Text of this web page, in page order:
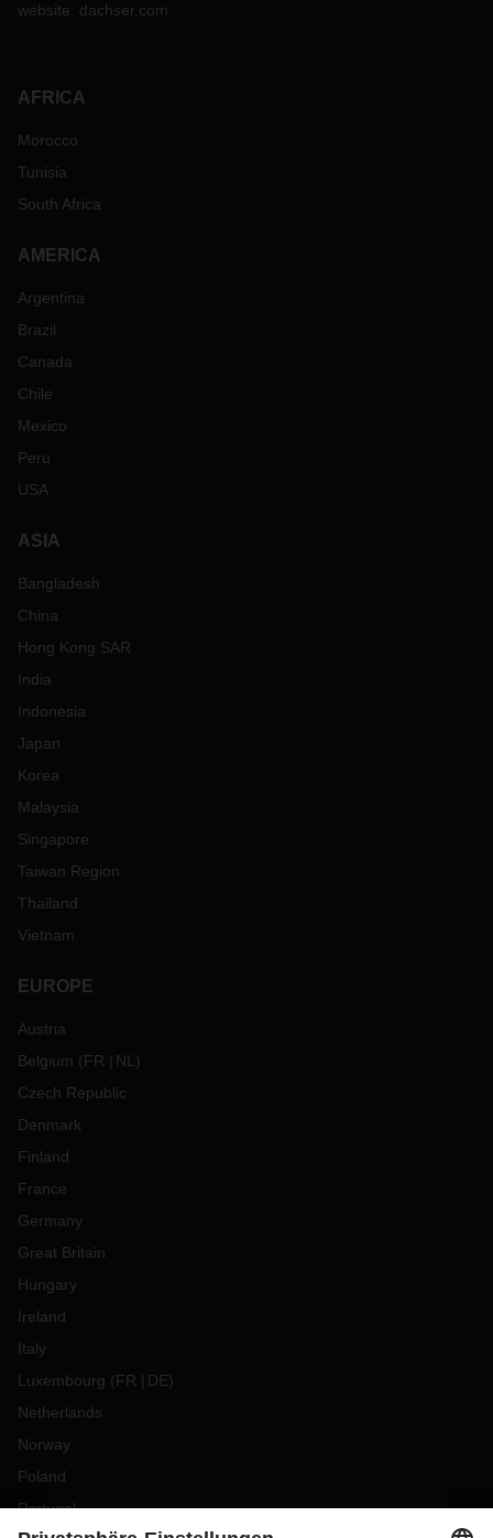
website: dachser.com
AFRICA
Morocco
Tunisia
South Africa
AMERICA
Argentina
Brazil
Canada
Chile
Mexico
Peru
USA
ASIA
Bangladesh
China
Hong Kong SAR
India
Indonesia
Japan
Korea
Malaysia
Singapore
Taiwan Region
Thailand
Vietnam
EUROPE
Austria
Belgium (FR NL )
Czech Republic
Denmark
Finland
France
Germany
Great Britain
Hungary
Ireland
Italy
Luxembourg (FR DE)
Netherlands
Norway
Poland
Portugal